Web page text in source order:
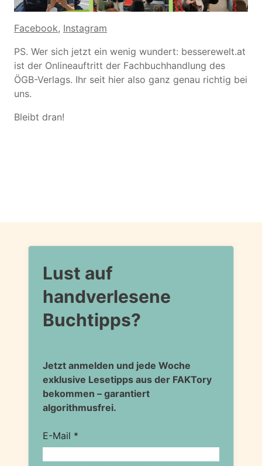
Facebook, Instagram
PS. Wer sich jetzt ein wenig wundert: besserewelt.at
ist der Onlineauftritt der Fachbuchhandlung des
ÖGB-Verlags. Ihr seit hier also ganz genau richtig bei
uns.
Bleibt dran!
Lust auf
handverlesene
Buchtipps?